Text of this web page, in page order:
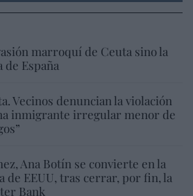
marroquí de Ceuta sino la
España
Vecinos denuncian la violación
inmigrante irregular menor de
Ana Botín se convierte en la
de EEUU, tras cerrar, por fin, la
Bank